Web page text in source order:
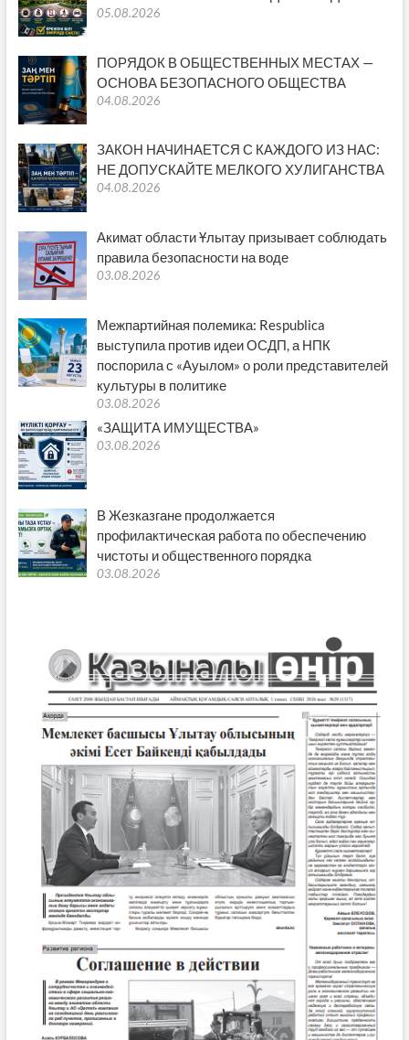
05.08.2026
ПОРЯДОК В ОБЩЕСТВЕННЫХ МЕСТАХ —
ОСНОВА БЕЗОПАСНОГО ОБЩЕСТВА
04.08.2026
ЗАКОН НАЧИНАЕТСЯ С КАЖДОГО ИЗ НАС:
НЕ ДОПУСКАЙТЕ МЕЛКОГО ХУЛИГАНСТВА
04.08.2026
Акимат области Ұлытау призывает соблюдать
правила безопасности на воде
03.08.2026
Межпартийная полемика: Respublica
выступила против идеи ОСДП, а НПК
поспорила с «Ауылом» о роли представителей
культуры в политике
03.08.2026
«ЗАЩИТА ИМУЩЕСТВА»
03.08.2026
В Жезказгане продолжается
профилактическая работа по обеспечению
чистоты и общественного порядка
03.08.2026